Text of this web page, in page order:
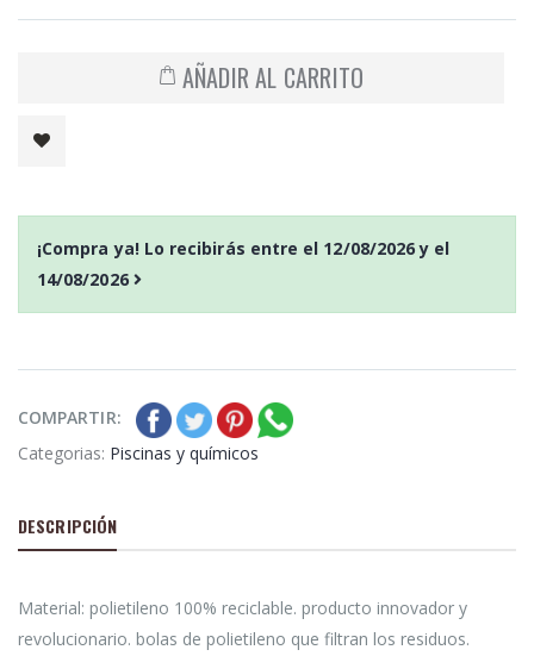
AÑADIR AL CARRITO
¡Compra ya! Lo recibirás entre el 12/08/2026y el
14/08/2026
COMPARTIR:
Categorias: Piscinas y químicos
DESCRIPCIÓN
Material: polietileno 100% reciclable. producto innovador y
revolucionario. bolas de polietileno que filtran los residuos.